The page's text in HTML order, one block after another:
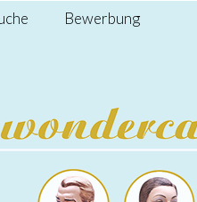
Bewerbung